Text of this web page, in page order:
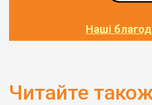
Наші
Читайте